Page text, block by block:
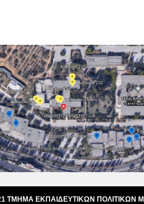
ΤΜΗΜΑ ΕΚΠΑΙΔΕΥΤΙΚΩΝ ΠΟΛΙΤΙΚΩΝ